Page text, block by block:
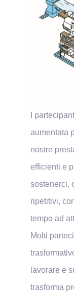
I
aumentata
nostre
efficienti e
sostenerci,
ripetitivi,
tempo ad
Molti
lavorare e
trasforma